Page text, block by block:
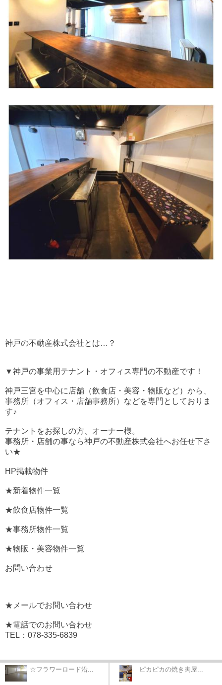
神戸の不動産株式会社とは…？
▼神戸の事業用テナント・オフィス専門の不動産です！
神戸三宮を中心に店舗（飲食店・美容・物販など）から、
事務所（オフィス・店舗事務所）などを専門としておりま
す♪
テナントをお探しの方、オーナー様。
事務所・店舗の事なら神戸の不動産株式会社へお任せ下さ
い★
HP掲載物件
★新着物件一覧
★飲食店物件一覧
★事務所物件一覧
★物販・美容物件一覧
お問い合わせ
★メールでお問い合わせ
★電話でのお問い合わせ
TEL：078-335-6839
☆フラワーロード沿... ピカピカの焼き肉屋...